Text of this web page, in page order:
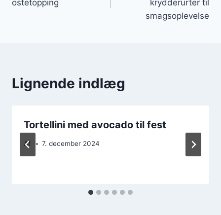
ostetopping
krydderurter til
smagsoplevelse
Lignende indlæg
Tortellini med avocado til fest
Af 7. december 2024